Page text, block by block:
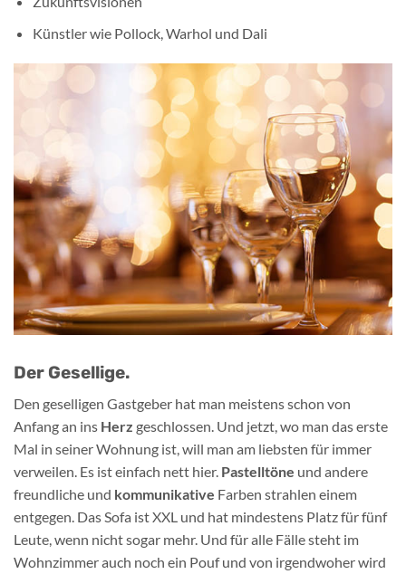
Künstler wie Pollock, Warhol und Dali
Der Gesellige.
Den geselligen Gastgeber hat man meistens schon von
Anfang an ins Herz geschlossen. Und jetzt, wo man das erste
Mal in seiner Wohnung ist, will man am liebsten für immer
verweilen. Es ist einfach nett hier. Pastelltöne und andere
freundliche und kommunikative Farben strahlen einem
entgegen. Das Sofa ist XXL und hat mindestens Platz für fünf
Leute, wenn nicht sogar mehr. Und für alle Fälle steht im
Wohnzimmer auch noch ein Pouf und von irgendwoher wird